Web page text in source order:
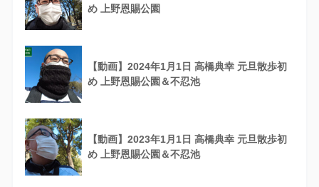
め 上野恩賜公園
【動画】2024年1月1日 高橋典幸 元旦散歩初
め 上野恩賜公園＆不忍池
【動画】2023年1月1日 高橋典幸 元旦散歩初
め 上野恩賜公園＆不忍池